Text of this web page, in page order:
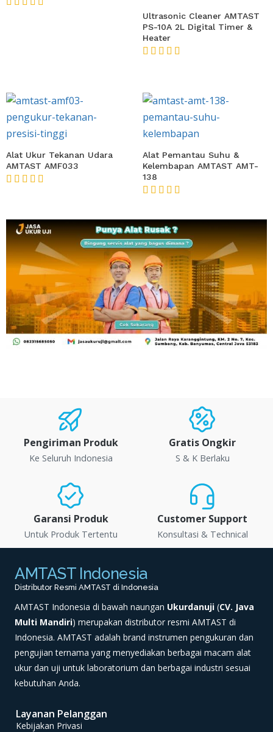
Ultrasonic Cleaner AMTAST
PS-10A 2L Digital Timer &
Heater
Alat Ukur Tekanan Udara
AMTAST AMF033
Alat Pemantau Suhu &
Kelembapan AMTAST AMT-
138
Pengiriman Produk
Ke Seluruh Indonesia
Gratis Ongkir
S & K Berlaku
Garansi Produk
Untuk Produk Tertentu
Customer Support
Konsultasi & Technical
AMTAST Indonesia
Distributor Resmi AMTAST di Indonesia
AMTAST Indonesia di bawah naungan Ukurdanuji (CV. Java
Multi Mandiri) merupakan distributor resmi AMTAST di
Indonesia. AMTAST adalah brand instrumen pengukuran dan
pengujian ternama yang menyediakan berbagai macam alat
ukur dan uji untuk laboratorium dan berbagai industri sesuai
kebutuhan Anda.
Layanan Pelanggan
Kebijakan Privasi